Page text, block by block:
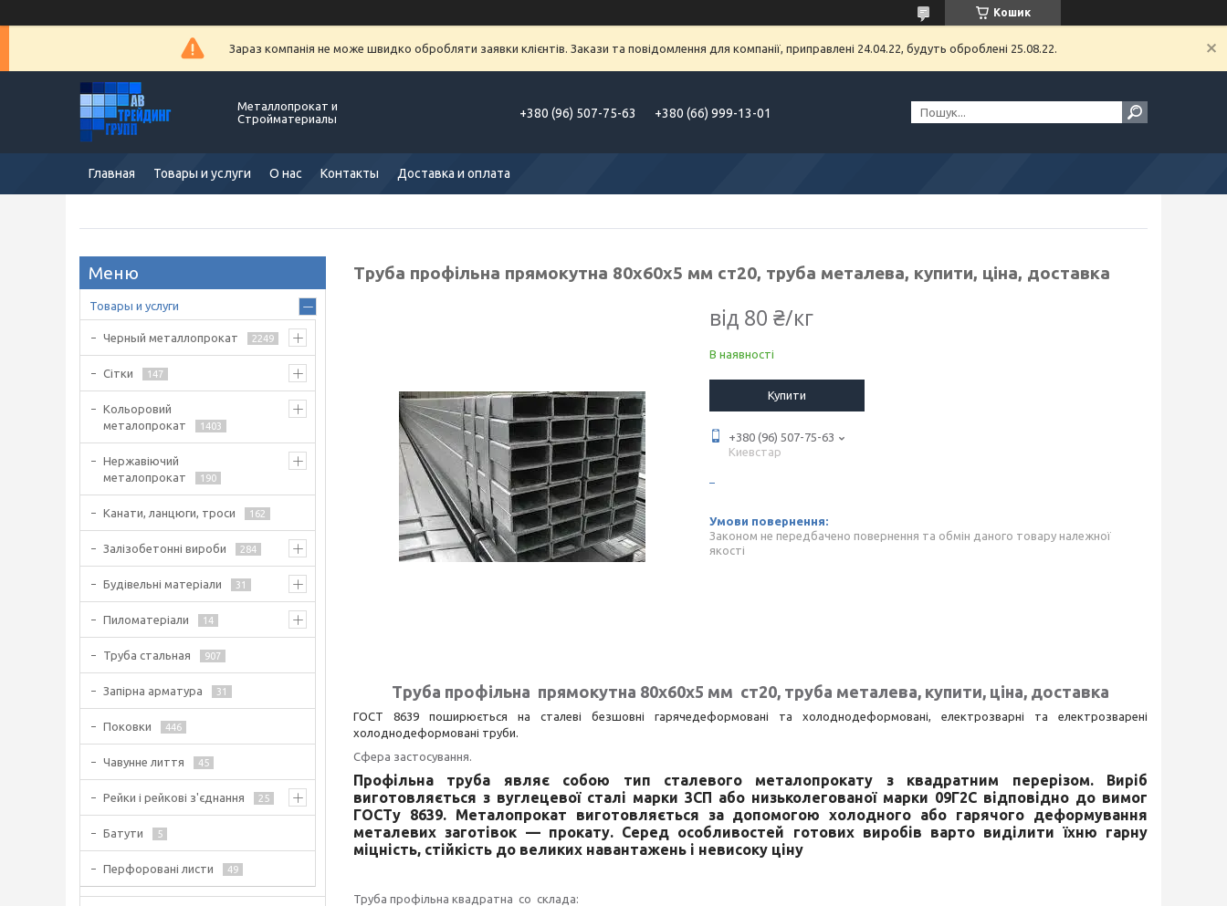
Кошик
Зараз компанія не може швидко обробляти заявки клієнтів. Закази та повідомлення для компанії, приправлені 24.04.22, будуть оброблені 25.08.22.
Металлопрокат и
Стройматериалы
+380 (96) 507-75-63 +380 (66) 999-13-01
Главная Товары и услуги О нас Контакты Доставка и оплата
Труба профільна прямокутна 80х60х5 мм ст20, труба металева, купити, ціна, доставка
від 80 ₴/кг
В наявності
Купити
+380 (96) 507-75-63
Киевстар
Законом не передбачено повернення та обмін даного товару належної
якості
Труба профільна прямокутна 80х60х5 мм ст20, труба металева, купити, ціна, доставка
ГОСТ 8639 поширюється на сталеві безшовні гарячедеформовані та холоднодеформовані, електрозварні та електрозварені
холоднодеформовані труби.
Сфера застосування.
Профільна труба
являє собою тип сталевого металопрокату з квадратним перерізом. Виріб
виготовляється з вуглецевої сталі марки 3СП або низьколегованої марки 09Г2С відповідно до вимог
ГОСТу 8639. Металопрокат виготовляється за допомогою холодного або гарячого деформування
металевих заготівок — прокату. Серед особливостей готових виробів варто виділити їхню гарну
міцність, стійкість до великих навантажень і невисоку ціну
Труба профільна квадратна со склада:
Товары и услуги
Черный металлопрокат 2249
Сітки 147
Кольоровий
металопрокат
1403
Нержавіючий
металопрокат
190
Канати, ланцюги, троси 162
Залізобетонні вироби 284
Будівельні матеріали 31
Пиломатеріали 14
Труба стальная 907
Запірна арматура 31
Поковки 446
Чавунне лиття 45
Рейки і рейкові з'єднання 25
Батути 5
Перфоровані листи 49